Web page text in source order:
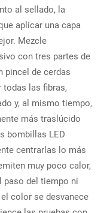
al sellado, la
aplicar una capa
Mezcle
con tres partes de
pincel de cerdas
todas las fibras,
y, al mismo tiempo,
más traslúcido
bombillas LED
centrarlas lo más
muy poco calor,
paso del tiempo ni
color se desvanece